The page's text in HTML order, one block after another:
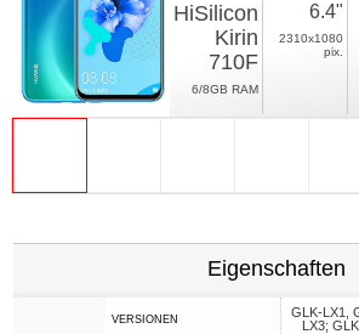
HiSilicon
Kirin
710F
6/8GB RAM
6.4"
2310x1080
pix.
Eigenschaften
VERSIONEN
GLK-LX1,
LX3;